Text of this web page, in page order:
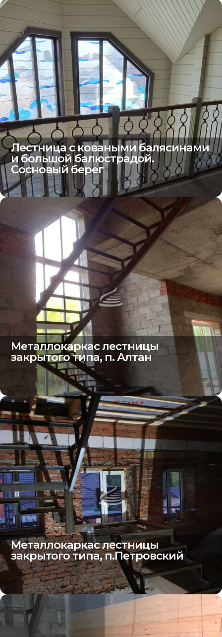
Лестница с коваными балясинами
и большой балюстрадой.
Сосновый берег
Металлокаркас лестницы
закрытого типа, п. Алтан
Металлокаркас лестницы
закрытого типа, п.Петровский